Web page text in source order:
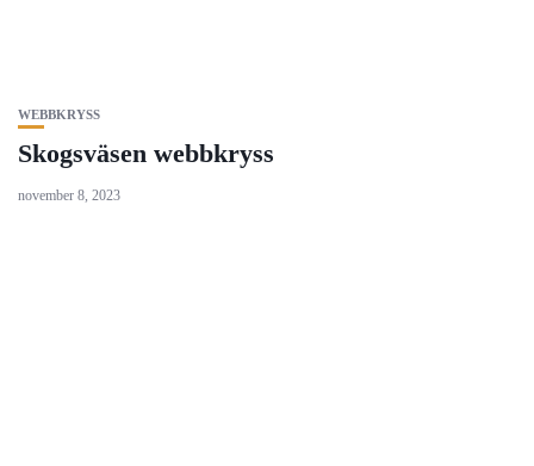
WEBBKRYSS
Skogsväsen webbkryss
november 8, 2023